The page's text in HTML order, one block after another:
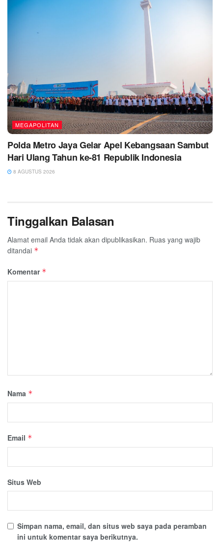
MEGAPOLITAN
Polda Metro Jaya Gelar Apel Kebangsaan Sambut
Hari Ulang Tahun ke-81 Republik Indonesia
8 AGUSTUS 2026
Tinggalkan Balasan
Alamat email Anda tidak akan dipublikasikan. Ruas yang wajib
ditandai *
Komentar *
Nama *
Email *
Situs Web
Simpan nama, email, dan situs web saya pada peramban
ini untuk komentar saya berikutnya.